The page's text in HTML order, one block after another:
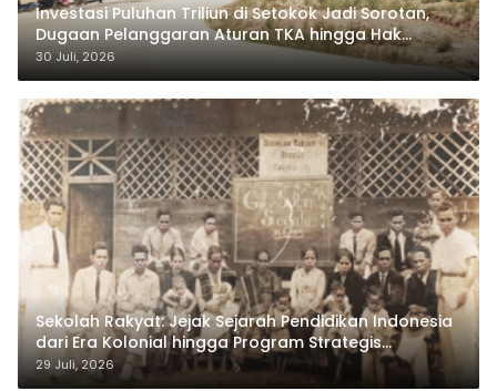
Investasi Puluhan Triliun di Setokok Jadi Sorotan,
Dugaan Pelanggaran Aturan TKA hingga Hak
Pekerja Mencuat
30 Juli, 2026
Sekolah Rakyat: Jejak Sejarah Pendidikan Indonesia
dari Era Kolonial hingga Program Strategis
Pemerintahan Prabowo
29 Juli, 2026